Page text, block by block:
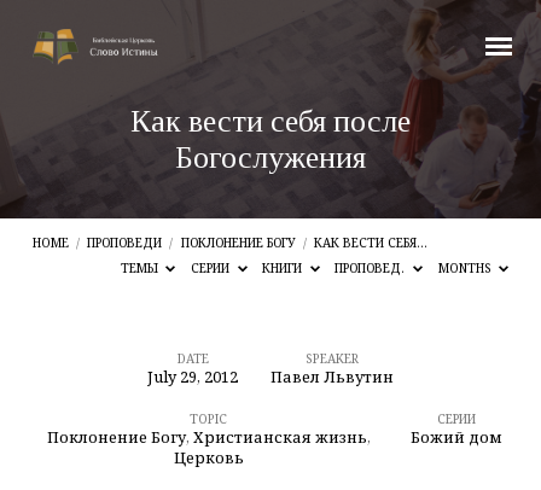
Как вести себя после
Богослужения
HOME / ПРОПОВЕДИ / ПОКЛОНЕНИЕ БОГУ / КАК ВЕСТИ СЕБЯ…
ТЕМЫ
СЕРИИ КНИГИ ПРОПОВЕД. MONTHS
вести
DATE
July 29, 2012
SPEAKER
Павел Львутин
TOPIC
Поклонение Богу, Христианская жизнь,
Церковь
СЕРИИ
Божий дом